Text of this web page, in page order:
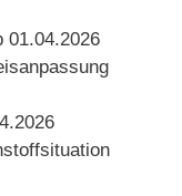
01.04.2026